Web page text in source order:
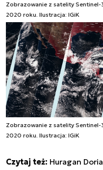
Zobrazowanie z satelity
2020 roku. Ilustracja: IGiK
Zobrazowanie z satelity
2020 roku. Ilustracja: IGiK
Czytaj też: Huragan